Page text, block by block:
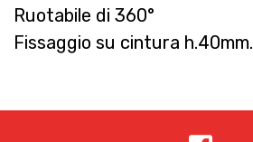
Ruotabile di 360°
Fissaggio su cintura h.40mm.